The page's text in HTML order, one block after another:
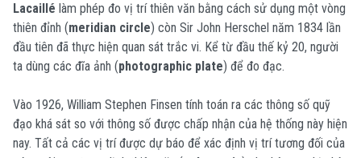
Lacaillé làm phép đo vị trí thiên văn bằng cách sử dụng một vòng
thiên đỉnh (meridian circle) còn Sir John Herschel năm 1834 lần
đầu tiên đã thực hiện quan sát trắc vi. Kể từ đầu thế kỷ 20, người
ta dùng các đĩa ảnh (photographic plate) để đo đạc.
Vào 1926, William Stephen Finsen tính toán ra các thông số quỹ
đạo khá sát so với thông số được chấp nhận của hệ thống này hiện
nay. Tất cả các vị trí được dự báo để xác định vị trí tương đối của